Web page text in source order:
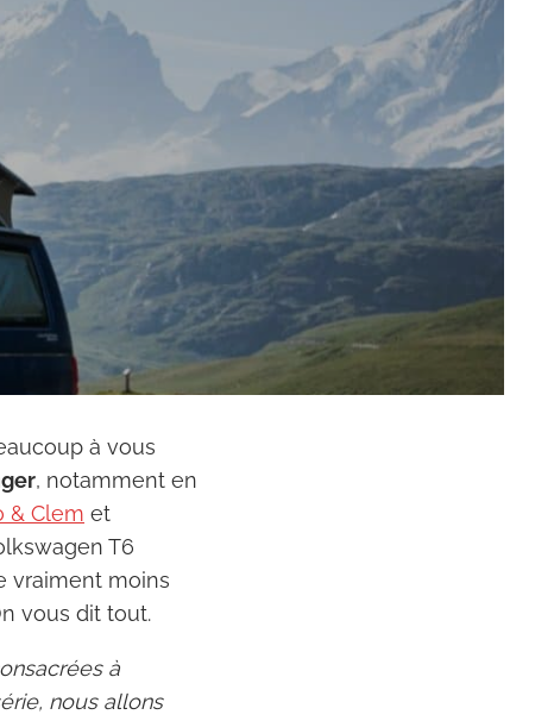
à vous
, notamment en
& Clem et
T6
vraiment moins
vous dit tout.
à
nous allons